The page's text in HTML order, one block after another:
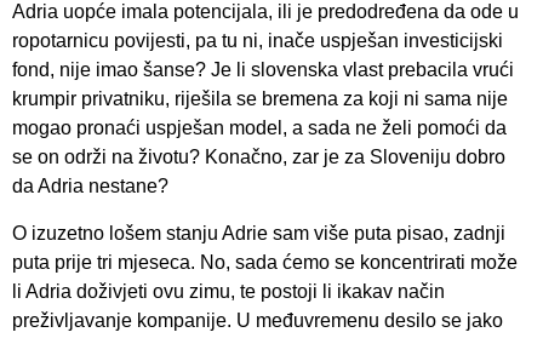
Adria uopće imala potencijala, ili je predodređena da ode u
ropotarnicu povijesti, pa tu ni, inače uspješan investicijski
fond, nije imao šanse? Je li slovenska vlast prebacila vrući
krumpir privatniku, riješila se bremena za koji ni sama nije
mogao pronaći uspješan model, a sada ne želi pomoći da
se on održi na životu? Konačno, zar je za Sloveniju dobro
da Adria nestane?
O izuzetno lošem stanju Adrie sam više puta pisao, zadnji
puta prije tri mjeseca. No, sada ćemo se koncentrirati može
li Adria doživjeti ovu zimu, te postoji li ikakav način
preživljavanje kompanije. U međuvremenu desilo se jako